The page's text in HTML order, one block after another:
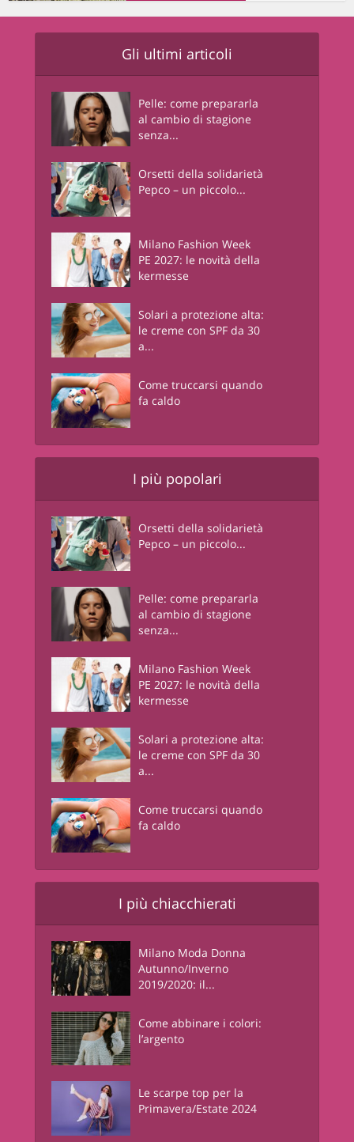
Gli ultimi articoli
Pelle: come prepararla
al cambio di stagione
senza...
Orsetti della solidarietà
Pepco – un piccolo...
Milano Fashion Week
PE 2027: le novità della
kermesse
Solari a protezione alta:
le creme con SPF da 30
a...
Come truccarsi quando
fa caldo
I più popolari
Orsetti della solidarietà
Pepco – un piccolo...
Pelle: come prepararla
al cambio di stagione
senza...
Milano Fashion Week
PE 2027: le novità della
kermesse
Solari a protezione alta:
le creme con SPF da 30
a...
Come truccarsi quando
fa caldo
I più chiacchierati
Milano Moda Donna
Autunno/Inverno
2019/2020: il...
Come abbinare i colori:
l’argento
Le scarpe top per la
Primavera/Estate 2024